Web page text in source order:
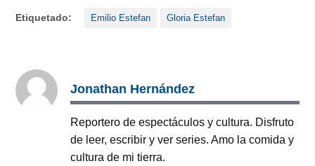
Etiquetado: Emilio Estefan Gloria Estefan
Jonathan Hernández
Reportero de espectáculos y cultura. Disfruto
de leer, escribir y ver series. Amo la comida y
cultura de mi tierra.